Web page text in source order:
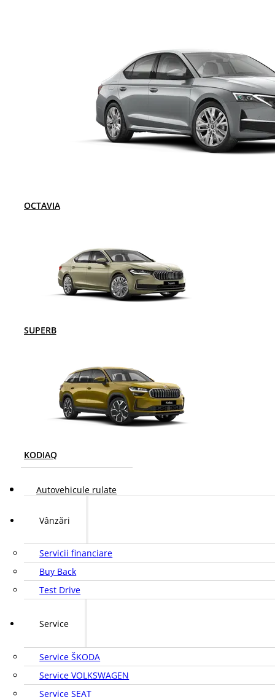
OCTAVIA
SUPERB
KODIAQ
Autovehicule rulate
Vânzări
Servicii financiare
Buy Back
Test Drive
Service
Service ŠKODA
Service VOLKSWAGEN
Service SEAT